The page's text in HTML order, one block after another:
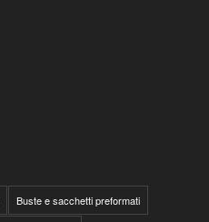
Buste e sacchetti preformati